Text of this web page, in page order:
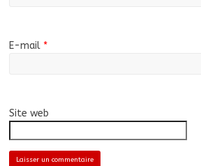
E-mail *
Site web